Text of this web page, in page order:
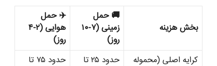
بخش هزینه
🚚 حمل
زمینی (۷-۱۰
روز)
✈️ حمل
هوایی (۲-۴
روز)
کرایه اصلی (محموله
حدود ۲۵ تا
حدود ۷۵ تا